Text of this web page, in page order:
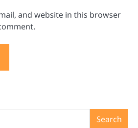
and website in this browser
Search